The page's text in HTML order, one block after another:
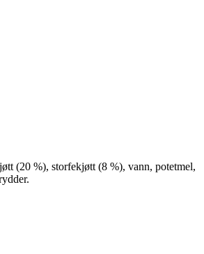
(20 %), storfekjøtt (8 %), vann, potetmel,